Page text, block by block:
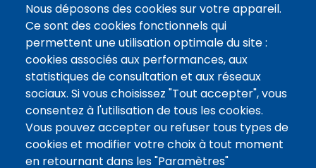
Nous déposons des cookies sur votre appareil.
Ce sont des cookies fonctionnels qui
permettent une utilisation optimale du site :
cookies associés aux performances, aux
statistiques de consultation et aux réseaux
sociaux. Si vous choisissez "Tout accepter", vous
consentez à l'utilisation de tous les cookies.
Vous pouvez accepter ou refuser tous types de
cookies et modifier votre choix à tout moment
en retournant dans les "Paramètres"
COOKIES
Assemblée
nationaleLE SITE DE L’ASSEMBLÉE NATIONALE
Suivez-nous